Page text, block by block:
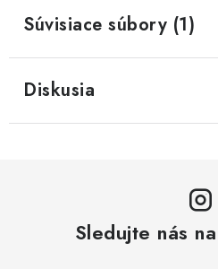
Súvisiace súbory (1)
Diskusia
Sledujte nás